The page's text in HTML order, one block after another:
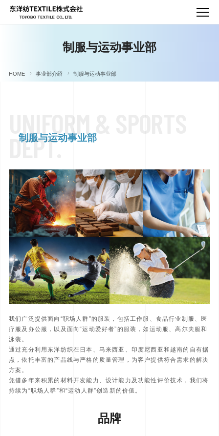
制服与运动事业部
HOME 事业部介绍 制服与运动事业部
制服与运动事业部
DEPT.
我们广泛提供面向“职场人群”的服装，包括工作服、食品行业制服、医
疗服及办公服，以及面向“运动爱好者”的服装，如运动服、高尔夫服和
泳装。
通过充分利用东洋纺织在日本、马来西亚、印度尼西亚和越南的自有据
点，依托丰富的产品线与严格的质量管理，为客户提供符合需求的解决
方案。
凭借多年来积累的材料开发能力、设计能力及功能性评价技术，我们将
持续为“职场人群”和“运动人群”创造新的价值。
品牌